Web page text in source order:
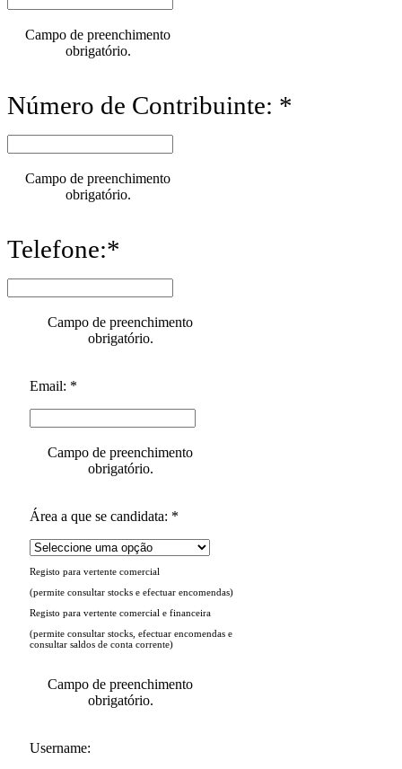
Campo de preenchimento
obrigatório.
Número de Contribuinte: *
Campo de preenchimento
obrigatório.
Telefone:*
Campo de preenchimento
obrigatório.
Email: *
Campo de preenchimento
obrigatório.
Área a que se candidata: *
Registo para vertente comercial
(permite consultar stocks e efectuar encomendas)
Registo para vertente comercial e financeira
(permite consultar stocks, efectuar encomendas e
consultar saldos de conta corrente)
Campo de preenchimento
obrigatório.
Username: